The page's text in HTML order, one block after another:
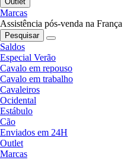
Marcas
Assistência pós-venda na França
Pesquisar
Saldos
Especial Verão
Cavalo em repouso
Cavalo em trabalho
Cavaleiros
Ocidental
Estábulo
Cão
Enviados em 24H
Outlet
Marcas